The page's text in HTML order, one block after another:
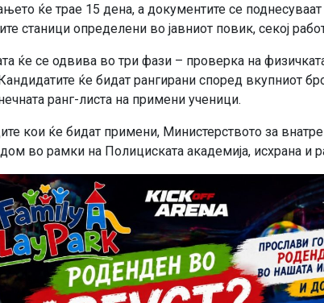
ќе трае 15 дена, а документите се
станици определени во јавниот повик, секој
ќе се одвива во три фази – проверка на
ќе бидат рангирани според вкупниот
ранг-листа на примени ученици.
кои ќе бидат примени, Министерството за
во рамки на Полициската академија, исхрана и